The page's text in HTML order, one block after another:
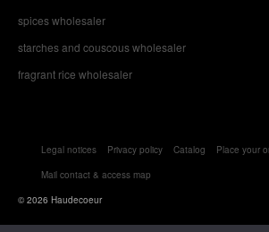
spices wholesaler
starches and couscous wholesaler
fragrant rice wholesaler
Legal notices Privacy policy Catalog
Place your
Mail contact & access map
© 2026 Haudecoeur